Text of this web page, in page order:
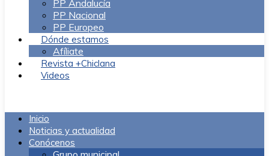
PP Andalucía
PP Nacional
PP Europeo
Dónde estamos
Afíliate
Revista +Chiclana
Videos
Inicio
Noticias y actualidad
Conócenos